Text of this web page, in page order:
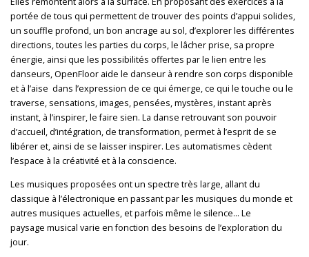
portée de tous qui permettent de trouver des points d’appui solides,
un souffle profond, un bon ancrage au sol, d’explorer les différentes
directions, toutes les parties du corps, le lâcher prise, sa propre
énergie, ainsi que les possibilités offertes par le lien entre les
danseurs, OpenFloor aide le danseur à rendre son corps disponible
et à l’aise dans l’expression de ce qui émerge, ce qui le touche ou le
traverse, sensations, images, pensées, mystères, instant après
instant, à l’inspirer, le faire sien. La danse retrouvant son pouvoir
d’accueil, d’intégration, de transformation, permet à l’esprit de se
libérer et, ainsi de se laisser inspirer. Les automatismes cèdent
l’espace à la créativité et à la conscience.
Les musiques proposées ont un spectre très large, allant du
classique à l’électronique en passant par les musiques du monde et
autres musiques actuelles, et parfois même le silence… Le
paysage musical varie en fonction des besoins de l’exploration du
jour.